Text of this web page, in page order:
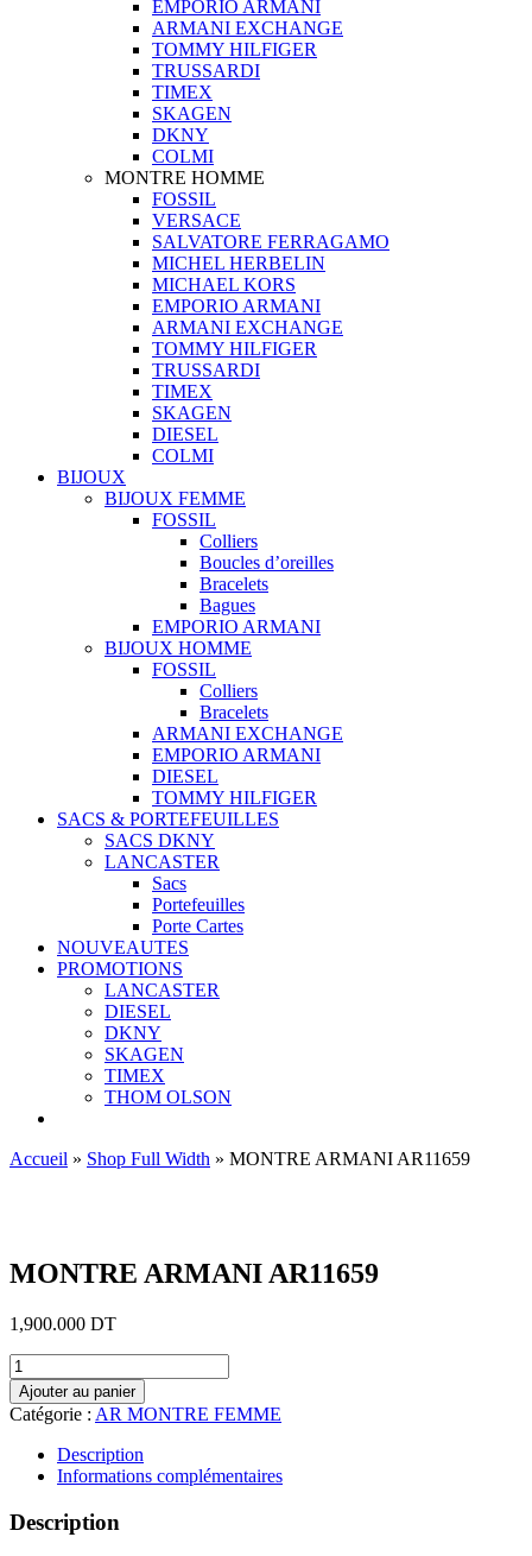
EMPORIO ARMANI
ARMANI EXCHANGE
TOMMY HILFIGER
TRUSSARDI
TIMEX
SKAGEN
DKNY
COLMI
MONTRE HOMME
FOSSIL
VERSACE
SALVATORE FERRAGAMO
MICHEL HERBELIN
MICHAEL KORS
EMPORIO ARMANI
ARMANI EXCHANGE
TOMMY HILFIGER
TRUSSARDI
TIMEX
SKAGEN
DIESEL
COLMI
BIJOUX
BIJOUX FEMME
FOSSIL
Colliers
Boucles d’oreilles
Bracelets
Bagues
EMPORIO ARMANI
BIJOUX HOMME
FOSSIL
Colliers
Bracelets
ARMANI EXCHANGE
EMPORIO ARMANI
DIESEL
TOMMY HILFIGER
SACS & PORTEFEUILLES
SACS DKNY
LANCASTER
Sacs
Portefeuilles
Porte Cartes
NOUVEAUTES
PROMOTIONS
LANCASTER
DIESEL
DKNY
SKAGEN
TIMEX
THOM OLSON
Accueil » Shop Full Width » MONTRE ARMANI AR11659
MONTRE ARMANI AR11659
1,900.000 DT
quantité
de
MONTRE
ARMANI
AR11659
Ajouter au panier
Catégorie : AR MONTRE FEMME
Description
Informations complémentaires
Description